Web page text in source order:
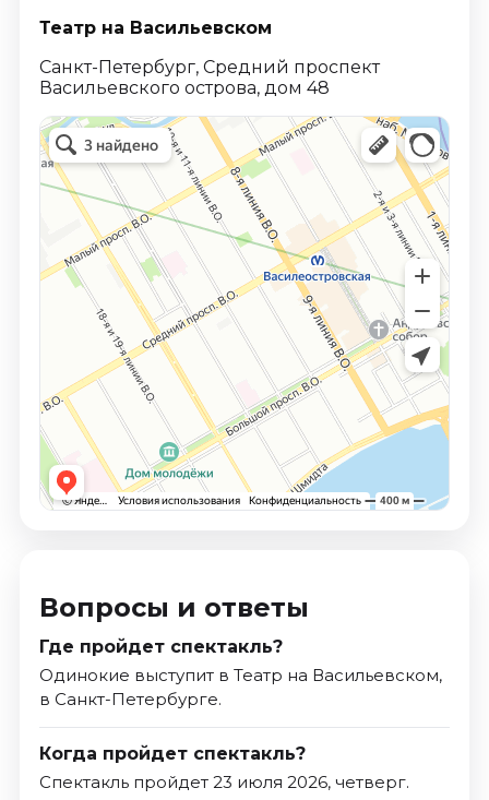
Театр на Васильевском
Санкт-Петербург, Средний проспект
Васильевского острова, дом 48
Вопросы и ответы
Где пройдет спектакль?
Одинокие выступит в Театр на Васильевском,
в Санкт-Петербурге.
Когда пройдет спектакль?
Спектакль пройдет 23 июля 2026, четверг.